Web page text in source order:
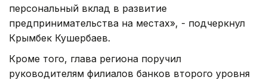
персональный вклад в развитие
предпринимательства на местах», - подчеркнул
Крымбек Кушербаев.
Кроме того, глава региона поручил
руководителям филиалов банков второго уровня